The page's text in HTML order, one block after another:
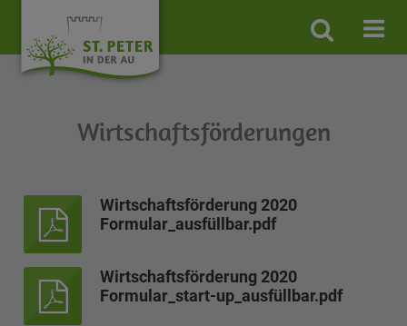
Site
search
Wirtschaftsförderungen
Wirtschaftsförderung
2020
Formular_ausfüllbar.pdf
Wirtschaftsförderung 2020
Formular_ausfüllbar.pdf
Wirtschaftsförderung 2020
Formular_start-up_ausfüllbar.pdf